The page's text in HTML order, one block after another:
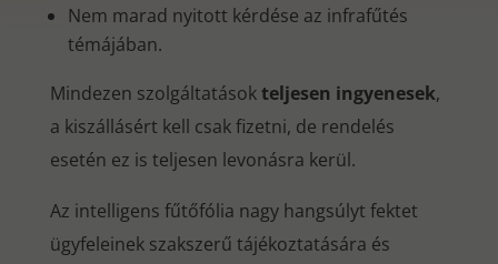
Nem marad nyitott kérdése az infrafűtés
témájában.
Mindezen szolgáltatásokteljesen ingyenesek,
a kiszállásért kell csak fizetni, de rendelés
esetén ez is teljesen levonásra kerül.
Az intelligens fűtőfólia nagy hangsúlyt fektet
ügyfeleinek szakszerű tájékoztatására és